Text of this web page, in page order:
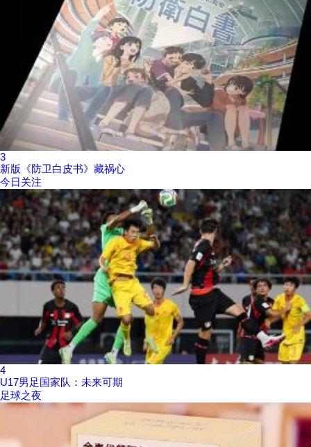
3
新版《防卫白皮书》藏祸心
今日关注
4
U17男足国家队：未来可期
足球之夜